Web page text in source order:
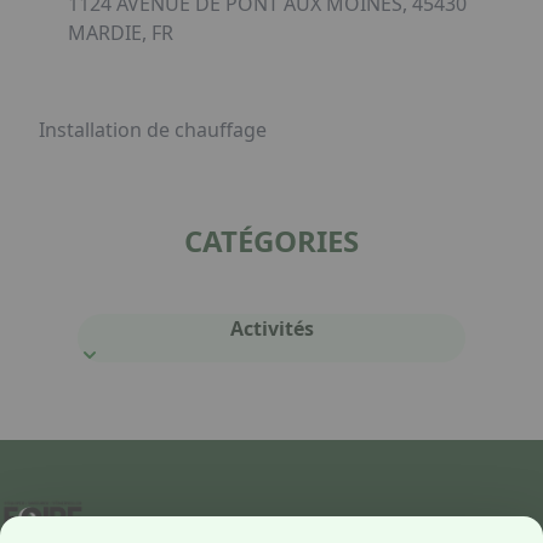
MARDIE, FR
Installation de chauffage
CATÉGORIES
Activités